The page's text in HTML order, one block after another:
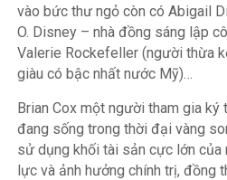
vào bức thư ngỏ còn có Abigail
O. Disney – nhà đồng sáng lập
Valerie Rockefeller (người thừa
giàu có bậc nhất nước Mỹ)…
Brian Cox một người tham gia ký
đang sống trong thời đại vàng
sử dụng khối tài sản cực lớn của
lực và ảnh hưởng chính trị, đồng